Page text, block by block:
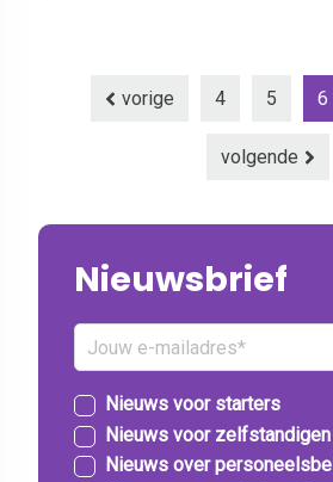
vorige 4 5 6
volgende
Nieuwsbrief
Nieuws voor starters
Nieuws voor zelfstandigen
Nieuws over